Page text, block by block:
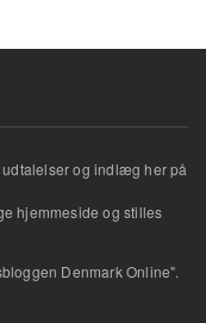
og indlæg her på
hjemmeside og stilles
Denmark Online".